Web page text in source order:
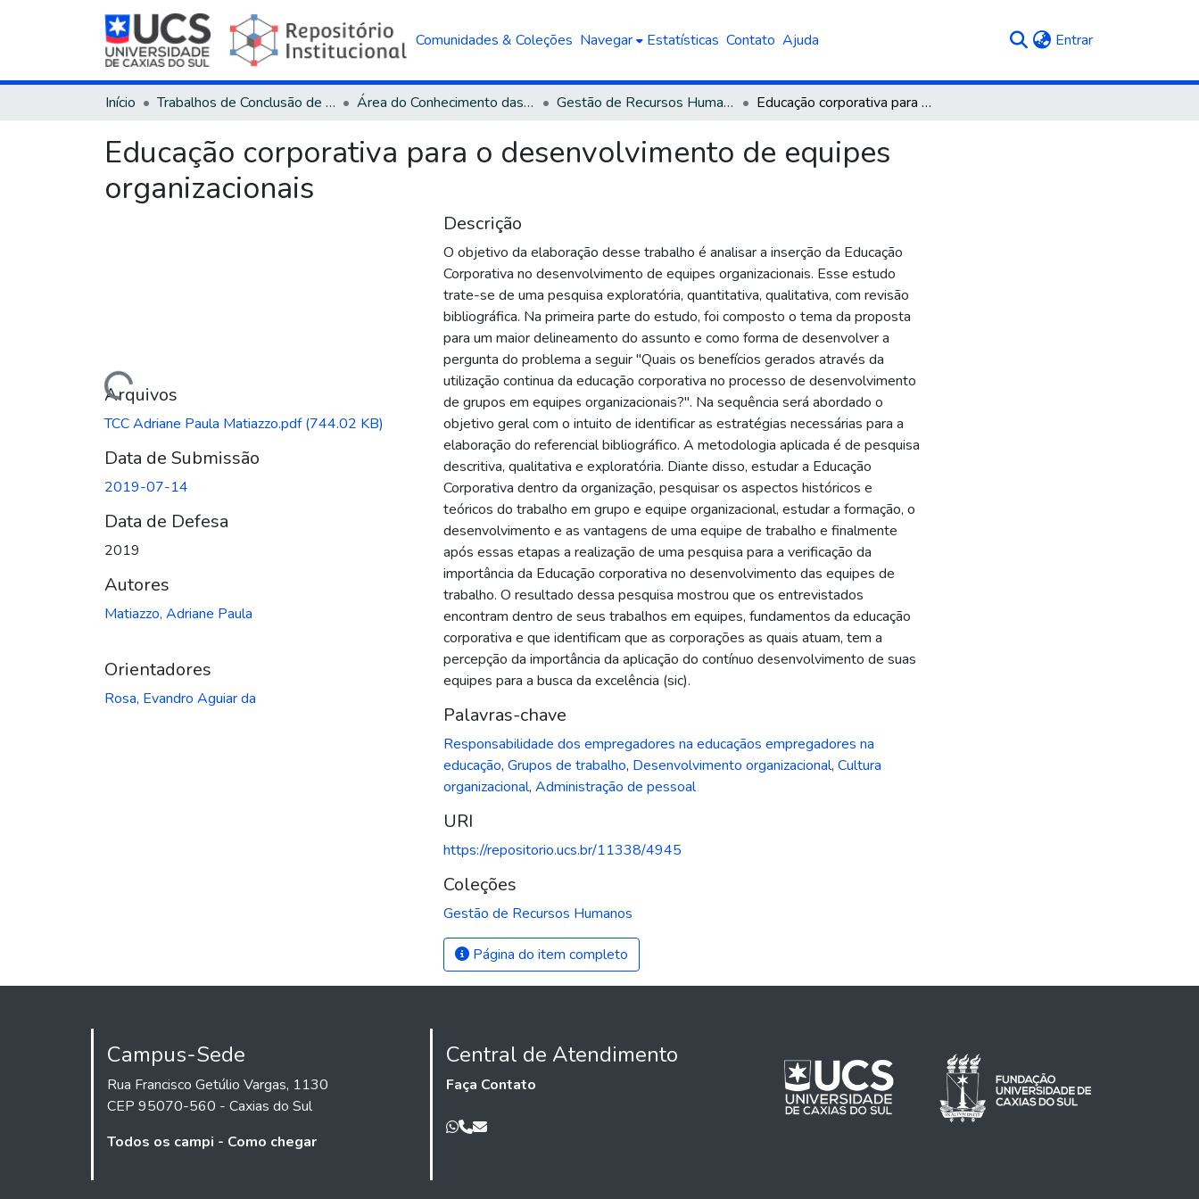
Comunidades & Coleções Navegar Estatísticas Contato Ajuda Entrar(current)
Início Trabalhos de Conclusão de Curso Área do Conhecimento das Ciências Sociais Aplicadas Gestão de Recursos Humanos Educação corporativa para o desenvolvimento de equipes organizacionais
Educação corporativa para o desenvolvimento de equipes
organizacionais
Carregando...Arquivos
TCC Adriane Paula Matiazzo.pdf(744.02 KB)
Data de Submissão
2019-07-14
Data de Defesa
2019
Autores
Matiazzo, Adriane Paula
Orientadores
Rosa, Evandro Aguiar da
Descrição
O objetivo da elaboração desse trabalho é analisar a inserção da Educação
Corporativa no desenvolvimento de equipes organizacionais. Esse estudo
trate-se de uma pesquisa exploratória, quantitativa, qualitativa, com revisão
bibliográfica. Na primeira parte do estudo, foi composto o tema da proposta
para um maior delineamento do assunto e como forma de desenvolver a
pergunta do problema a seguir "Quais os benefícios gerados através da
utilização continua da educação corporativa no processo de desenvolvimento
de grupos em equipes organizacionais?". Na sequência será abordado o
objetivo geral com o intuito de identificar as estratégias necessárias para a
elaboração do referencial bibliográfico. A metodologia aplicada é de pesquisa
descritiva, qualitativa e exploratória. Diante disso, estudar a Educação
Corporativa dentro da organização, pesquisar os aspectos históricos e
teóricos do trabalho em grupo e equipe organizacional, estudar a formação, o
desenvolvimento e as vantagens de uma equipe de trabalho e finalmente
após essas etapas a realização de uma pesquisa para a verificação da
importância da Educação corporativa no desenvolvimento das equipes de
trabalho. O resultado dessa pesquisa mostrou que os entrevistados
encontram dentro de seus trabalhos em equipes, fundamentos da educação
corporativa e que identificam que as corporações as quais atuam, tem a
percepção da importância da aplicação do contínuo desenvolvimento de suas
equipes para a busca da excelência (sic).
Palavras-chave
Responsabilidade dos empregadores na educaçãos empregadores na
educação, Grupos de trabalho, Desenvolvimento organizacional, Cultura
organizacional, Administração de pessoal
URI
https://repositorio.ucs.br/11338/4945
Coleções
Gestão de Recursos Humanos
Página do item completo
Campus-Sede
Rua Francisco Getúlio Vargas, 1130
CEP 95070-560 - Caxias do Sul
Todos os campi - Como chegar
Central de Atendimento
Faça Contato